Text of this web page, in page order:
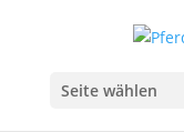
Seite wählen